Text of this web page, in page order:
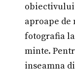
obiectivului
aproape
fotografia
minte.
inseamna